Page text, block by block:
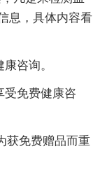
息，具体内容看
咨询。
受免费健康咨
获免费赠品而重